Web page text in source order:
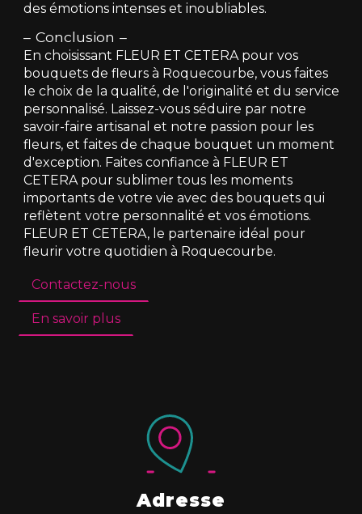
des émotions intenses et inoubliables.
Conclusion
En choisissant FLEUR ET CETERA pour vos
bouquets de fleurs à Roquecourbe, vous faites
le choix de la qualité, de l'originalité et du service
personnalisé. Laissez-vous séduire par notre
savoir-faire artisanal et notre passion pour les
fleurs, et faites de chaque bouquet un moment
d'exception. Faites confiance à FLEUR ET
CETERA pour sublimer tous les moments
importants de votre vie avec des bouquets qui
reflètent votre personnalité et vos émotions.
FLEUR ET CETERA, le partenaire idéal pour
fleurir votre quotidien à Roquecourbe.
En savoir plus
Contactez-nous
Adresse